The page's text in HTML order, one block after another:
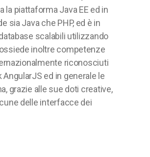
piattaforma Java EE ed in
sia Java che PHP, ed è in
scalabili utilizzando
inoltre competenze
riconosciuti
ed in generale le
grazie alle sue doti creative,
delle interfacce dei